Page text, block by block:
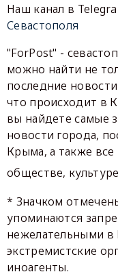
Наш канал в
Севастополя
"ForPost" -
можно найти не
последние
что происходит в
вы найдете самые
новости города,
Крыма, а также
обществе,
* Значком
упоминаются
нежелательными
экстремистские
иноагенты.